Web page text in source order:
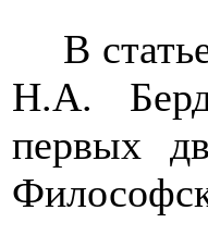
В
Н.А.
первых